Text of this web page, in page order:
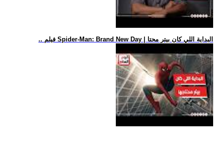
.. فيلم Spider-Man: Brand New Day | البداية اللي كان بيتر محتا